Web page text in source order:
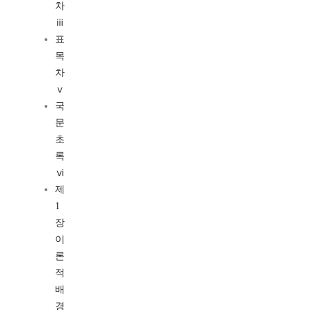
차
ⅲ
표
목
차
ⅴ
국
문
초
록
ⅵ
제
1
장
이
론
적
배
경